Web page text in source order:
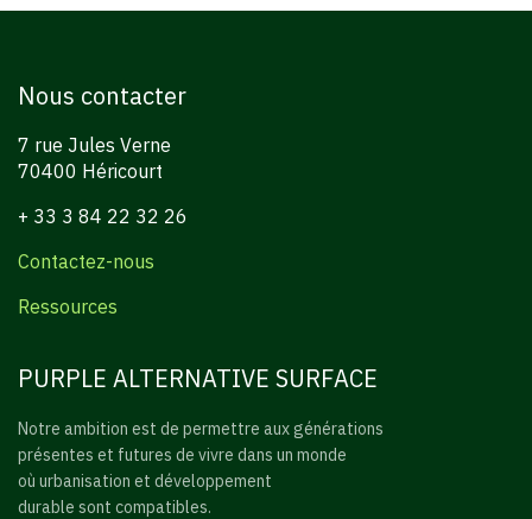
Nous contacter
7 rue Jules Verne
70400 Héricourt
+ 33 3 84 22 32 26
Contactez-nous
Ressources
PURPLE ALTERNATIVE SURFACE
Notre ambition est de permettre aux générations
présentes et futures de vivre dans un monde
où urbanisation et développement
durable sont compatibles.